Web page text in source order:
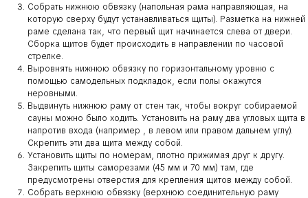
Собрать нижнюю обвязку (напольная рама направляющая, на
которую сверху будут устанавливаться щиты). Разметка на нижней
раме сделана так, что первый щит начинается слева от двери.
Сборка щитов будет происходить в направлении по часовой
стрелке.
Выровнять нижнюю обвязку по горизонтальному уровню с
помощью самодельных подкладок, если полы окажутся
неровными.
Выдвинуть нижнюю раму от стен так, чтобы вокруг собираемой
сауны можно было ходить. Установить на раму два угловых щита в
напротив входа (например , в левом или правом дальнем углу).
Скрепить эти два щита между собой.
Установить щиты по номерам, плотно прижимая друг к другу.
Закрепить щиты саморезами (45 мм и 70 мм) там, где
предусмотрены отверстия для крепления щитов между собой.
Собрать верхнюю обвязку (верхнюю соединительную раму